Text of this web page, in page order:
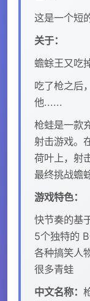
这是一个短
关于：
蟾蜍王又吃
吃了枪之后
他......
枪蛙是一款
射击游戏。
荷叶上，射
最终挑战蟾
游戏特色：
快节奏的基
5个独特的
各种搞笑人
很多青蛙
中文名称：